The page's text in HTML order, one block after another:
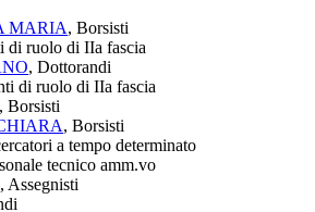
MARIA, Borsisti
di ruolo di IIa fascia
, Dottorandi
di ruolo di IIa fascia
, Borsisti
, Borsisti
a tempo determinato
tecnico amm.vo
, Assegnisti